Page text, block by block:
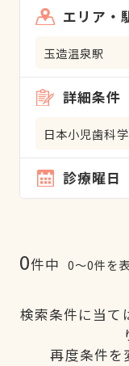
エリア・
玉造温泉駅
詳細条件
日本小児歯科
診療曜日
0件中 0〜0件を
検索条件に当て
再度条件を